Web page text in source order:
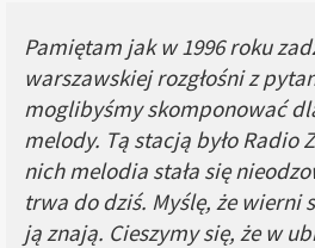
Pamiętam jak w 1996 roku
warszawskiej rozgłośni z
moglibyśmy skomponować
melody. Tą stacją było Radio
nich melodia stała się
trwa do dziś. Myślę, że wierni
ją znają. Cieszymy się, że w